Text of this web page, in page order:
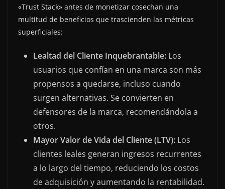
«Trust Stack» antes de monetizar cosechan una
multitud de beneficios que trascienden las métricas
superficiales:
Lealtad del Cliente Inquebrantable: Los
usuarios que confían en una marca son más
propensos a quedarse, incluso cuando
surgen alternativas. Se convierten en
defensores de la marca, recomendándola a
otros.
Mayor Valor de Vida del Cliente (LTV): Los
clientes leales generan ingresos recurrentes
a lo largo del tiempo, reduciendo los costos
de adquisición y aumentando la rentabilidad.